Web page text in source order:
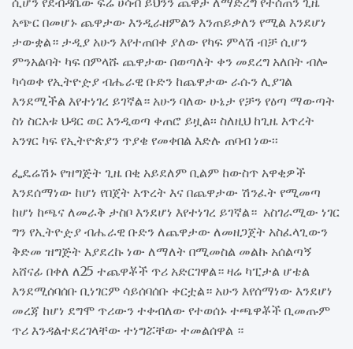
አጭር በመሆኑ ጨዋታው እንዲራዘምልን እንጠይቃለን የሚል እንደሆነ
ታውቋል። ታዲያ አሁን እየተጠበቀ ያለው የካፍ ምላሽ ብቻ ሲሆን
ምንአልባት ካፍ በምላሹ ጨዋታው በወጣለት ቀን መደረግ አለበት ብሎ
ካሳወቀ የኢትዮዽያ ብሔራዊ ቡድን ከጨዋታው ራሱን ሊያገል
እንደሚችል እየተነገረ ይገኛል። አሁን ባለው ሁኔታ የቻን የዕጣ ማውጣት
ስነ ስርአቱ ህዳር ወር እንዲወጣ ቀጠሮ ይዟል፡፡ ስለዚህ ከጊዜ እጥረት
አንፃር ካፍ የኢትዮጵያን ጥያቄ የመቀበል እድሉ ጠባብ ነው፡፡
ፌዴሬሽኑ የዝግጅት ጊዜ በቂ አይደለም ቢልም ከውስጥ አዋቂዎች
እንደሰማነው ከሆነ የበጀት እጥረት እና በጨዋታው ሽንፈት የሚመጣ
ከሆነ ከጫና ለመራቅ ታስቦ እንደሆነ እየተነገረ ይገኛል። አስገራሚው ነገር
ግን የኢትዮዽያ ብሔራዊ ቡድን ለጨዋታው ለመዘጋጀት አስፈላጊውን
ቅድመ ዝግጅት እያደረኩ ነው ለማለት በሚመስል መልኩ አሰልጣኝ
አሸናፊ በቀለ ለ25 ተጨዋቾች ጥሪ አድርገዋል። ዛሬ ካፒታል ሆቴል
እንደሚሰባሰቡ ቢነገርም ሳይሰባሰቡ ቀርቷል። አሁን እየሰማነው እንደሆነ
መረጃ ከሆነ ደግሞ ጥሪውን ተቀብለው የተወሰኑ ተጫዋቾች ቢመጡም
ጥሪ እንዳልተደረገላቸው ተነግሯቸው ተመልሰዋል ።